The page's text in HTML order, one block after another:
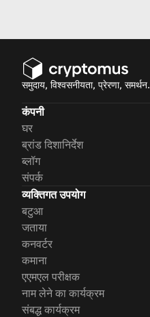
समुदाय, विश्वसनीयता, प्रेरणा, समर्थन.
कंपनी
घर
ब्रांड दिशानिर्देश
ब्लॉग
संपर्क
व्यक्तिगत उपयोग
बटुआ
जताया
कनवर्टर
कमाना
एएमएल परीक्षक
नाम लेने का कार्यक्रम
संबद्ध कार्यक्रम